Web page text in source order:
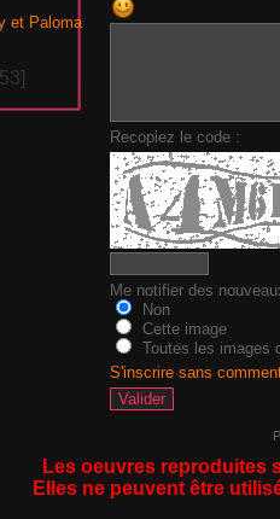
et Paloma
Recopiez le code :
Me notifier des
Non
Cette image
Toutes les images
S'inscrire sans
Les oeuvres reproduites
Elles ne peuvent être